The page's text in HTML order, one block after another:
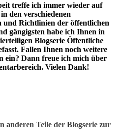
treffe ich immer wieder auf
den verschiedenen
Richtlinien der öffentlichen
gängigsten habe ich Ihnen in
Blogserie Öffentliche
Fallen Ihnen noch weitere
ein? Dann freue ich mich über
Vielen Dank!
anderen Teile der Blogserie zur